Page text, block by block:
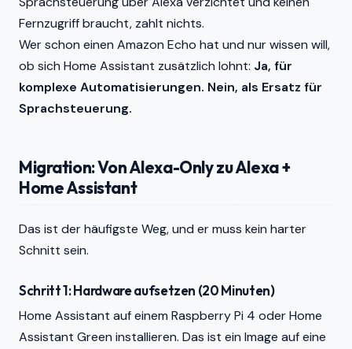
Fernzugriff braucht, zahlt nichts.
Wer schon einen Amazon Echo hat und nur wissen will,
ob sich Home Assistant zusätzlich lohnt: Ja, für
komplexe Automatisierungen. Nein, als Ersatz für
Sprachsteuerung.
Migration: Von Alexa-Only zu Alexa +
Home Assistant
Das ist der häufigste Weg, und er muss kein harter
Schnitt sein.
Schritt 1: Hardware aufsetzen (20 Minuten)
Home Assistant auf einem Raspberry Pi 4 oder Home
Assistant Green installieren. Das ist ein Image auf eine